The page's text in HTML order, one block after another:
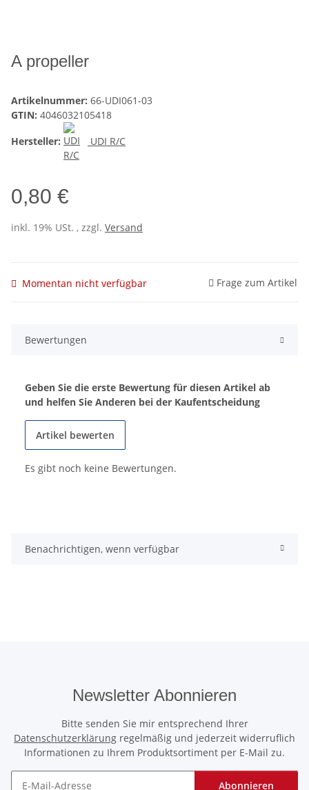
A propeller
Artikelnummer: 66-UDI061-03
GTIN: 4046032105418
Hersteller:
UDI R/C
0,80 €
inkl. 19% USt. , zzgl. Versand
Momentan nicht verfügbar Frage zum Artikel
Bewertungen
Geben Sie die erste Bewertung für diesen Artikel ab
und helfen Sie Anderen bei der Kaufentscheidung
Artikel bewerten
Es gibt noch keine Bewertungen.
Benachrichtigen, wenn verfügbar
Newsletter Abonnieren
Bitte senden Sie mir entsprechend Ihrer
Datenschutzerklärung regelmäßig und jederzeit widerruflich
Informationen zu Ihrem Produktsortiment per E-Mail zu.
Abonnieren